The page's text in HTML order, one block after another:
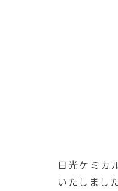
日光ケミカ
いたしました